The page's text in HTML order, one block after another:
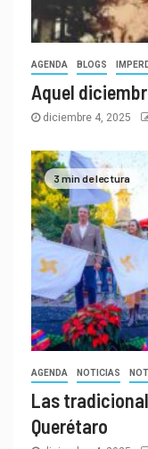
AGENDA BLOGS
Aquel
diciembre 4, 2025
3 min de lectura
AGENDA NOTICIAS
Las
Querétaro